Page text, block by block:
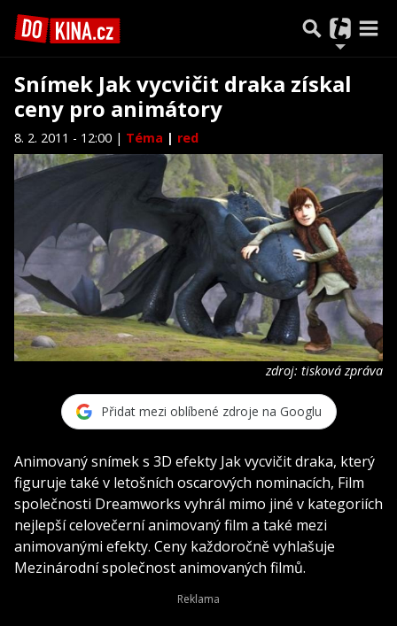
Snímek Jak vycvičit draka získal
ceny pro animátory
8. 2. 2011 - 12:00 | Téma | red
zdroj: tisková zpráva
Přidat mezi oblíbené zdroje na Googlu
Animovaný snímek s 3D efekty Jak vycvičit draka, který
figuruje také v letošních oscarových nominacích, Film
společnosti Dreamworks vyhrál mimo jiné v kategoriích
nejlepší celovečerní animovaný film a také mezi
animovanými efekty. Ceny každoročně vyhlašuje
Mezinárodní společnost animovaných filmů.